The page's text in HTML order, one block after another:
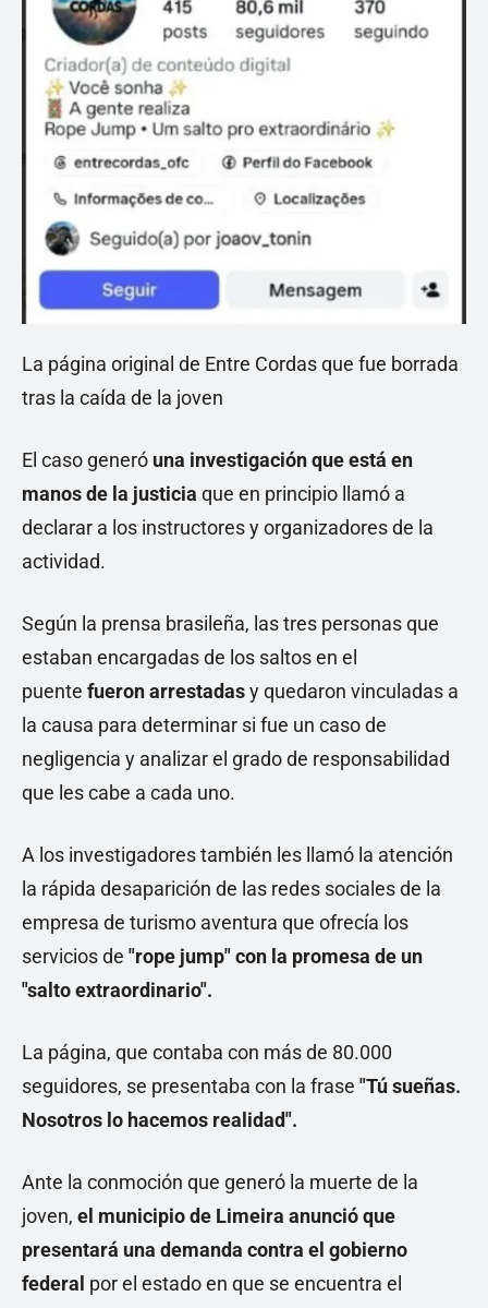
La página original de Entre Cordas que fue borrada
tras la caída de la joven
El caso generó una investigación que está en
manos de la justicia que en principio llamó a
declarar a los instructores y organizadores de la
actividad.
Según la prensa brasileña, las tres personas que
estaban encargadas de los saltos en el
puente fueron arrestadasy quedaron vinculadas a
la causa para determinar si fue un caso de
negligencia y analizar el grado de responsabilidad
que les cabe a cada uno.
A los investigadores también les llamó la atención
la rápida desaparición de las redes sociales de la
empresa de turismo aventura que ofrecía los
servicios de "rope jump" con la promesa de un
"salto extraordinario".
La página, que contaba con más de 80.000
seguidores, se presentaba con la frase "Tú sueñas.
Nosotros lo hacemos realidad".
Ante la conmoción que generó la muerte de la
joven, el municipio de Limeira anunció que
presentará una demanda contra el gobierno
federal por el estado en que se encuentra el